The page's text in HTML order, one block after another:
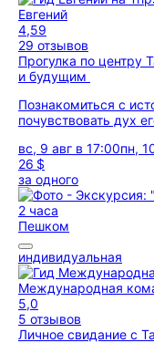
Евгений
4,59
29 отзывов
Прогулка по
и будущим
Познакомиться с
почувствовать дух
вс, 9 авг в 17:00пн,
26 $
за одного
2 часа
Пешком
индивидуальная
Международная
5,0
5 отзывов
Личное свидание с